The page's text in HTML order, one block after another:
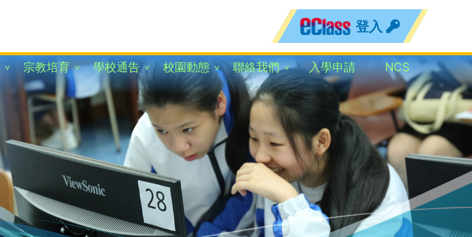
登入
宗教培育 學校通告 校園動態 聯絡我們 入學申請 NCS